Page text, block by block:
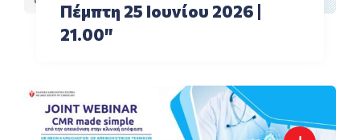
Πέμπτη 25 Ιουνίου 2026 |
21.00″